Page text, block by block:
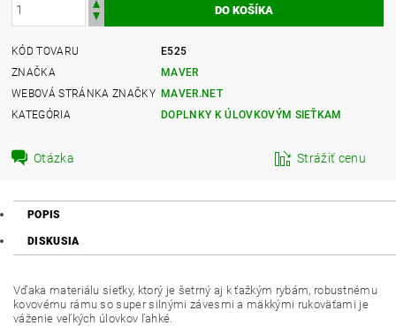
KÓD TOVARU
E525
ZNAČKA
MAVER
WEBOVÁ STRÁNKA ZNAČKY MAVER.NET
KATEGÓRIA
DOPLNKY K ÚLOVKOVÝM SIEŤKAM
Otázka Strážiť cenu
POPIS
DISKUSIA
Vďaka materiálu sieťky, ktorý je šetrný aj k ťažkým rybám, robustnému
kovovému rámu so super silnými závesmi a mäkkými rukoväťami je
váženie veľkých úlovkov ľahké.